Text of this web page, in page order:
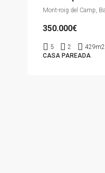
350.000€
5 2
429m2
CASA PAREADA